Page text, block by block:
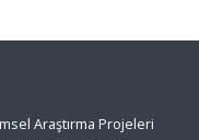
Araştırma Projeleri